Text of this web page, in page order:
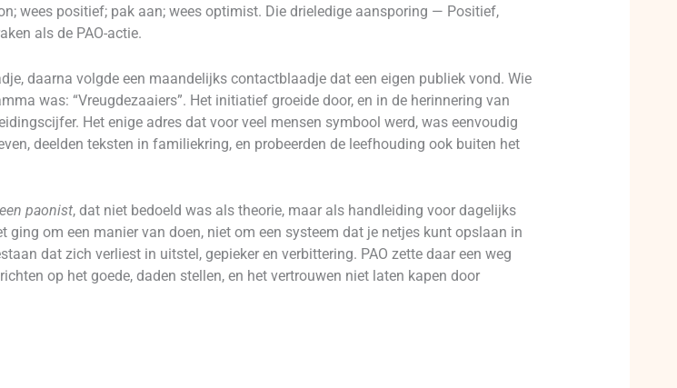
wees positief; pak aan; wees optimist. Die drieledige aansporing — Positief,
als de PAO-actie.
daarna volgde een maandelijks contactblaadje dat een eigen publiek vond. Wie
was: “Vreugdezaaiers”. Het initiatief groeide door, en in de herinnering van
Het enige adres dat voor veel mensen symbool werd, was eenvoudig
deelden teksten in familiekring, en probeerden de leefhouding ook buiten het
paonist, dat niet bedoeld was als theorie, maar als handleiding voor dagelijks
ging om een manier van doen, niet om een systeem dat je netjes kunt opslaan in
dat zich verliest in uitstel, gepieker en verbittering. PAO zette daar een weg
op het goede, daden stellen, en het vertrouwen niet laten kapen door